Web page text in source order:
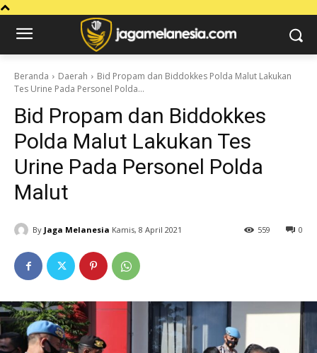
Beranda Daerah
Bid Propam dan Biddokkes Polda Malut Lakukan
Tes Urine Pada Personel Polda...
Bid Propam dan Biddokkes
Polda Malut Lakukan Tes
Urine Pada Personel Polda
Malut
By Jaga Melanesia Kamis, 8 April 2021 0
559